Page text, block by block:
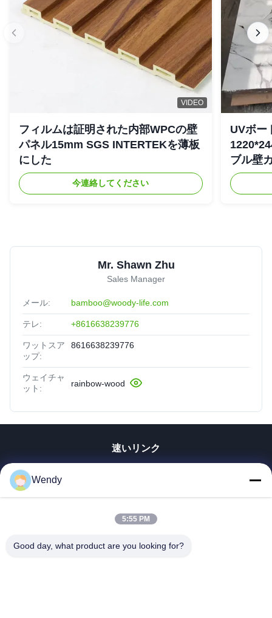
VIDEO
フィルムは証明された内部WPCの壁
パネル15mm SGS INTERTEKを薄板
にした
今連絡してください
UVボー
ブル壁
Mr. Shawn Zhu
Sales Manager
メール: bamboo@woody-life.com
テレ: +8616638239776
ワットスア
ップ:
8616638239776
ウェイチャ
ット:
rainbow-wood
速いリンク
VRショー
Wendy
5:55 PM
Good day, what product are you looking for?